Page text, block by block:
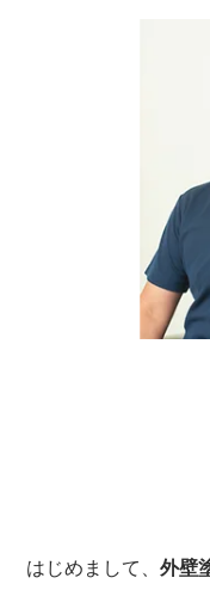
はじめまして、外壁